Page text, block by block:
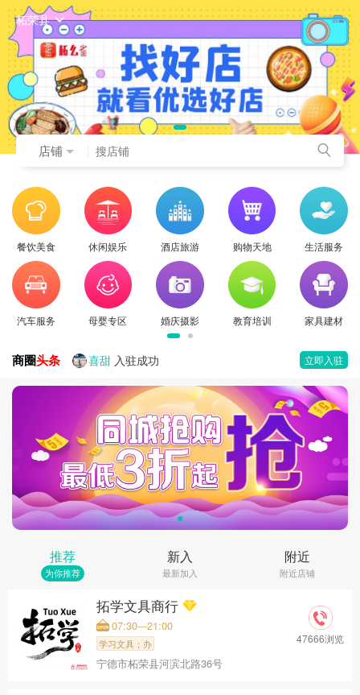
柘荣县
店铺
餐饮美食 休闲娱乐 酒店旅游 购物天地 生活服务
汽车服务 母婴专区 婚庆摄影 教育培训 家具建材
商圈头条 喜甜 入驻成功
柘荣本地老鸭入驻成功
拓学文具商行入驻成功
立即入驻
推荐
为你推荐
新入
最新加入
附近
附近店铺
拓学文具商行
07:30---21:00
学习文具；办
宁德市柘荣县河滨北路36号
47666浏览